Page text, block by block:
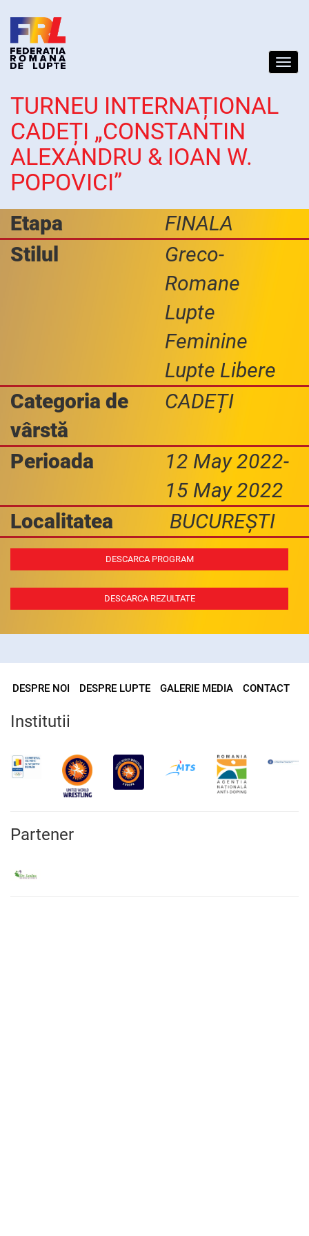
TURNEU INTERNAȚIONAL
CADEȚI „CONSTANTIN
ALEXANDRU & IOAN W.
POPOVICI”
Etapa
FINALA
Stilul
Greco-
Romane
Lupte
Feminine
Lupte Libere
Categoria de
vârstă
CADEȚI
Perioada
12 May 2022-
15 May 2022
Localitatea
BUCUREȘTI
DESCARCA PROGRAM
DESCARCA REZULTATE
DESPRE NOI DESPRE LUPTE GALERIE MEDIA CONTACT
Institutii
Partener